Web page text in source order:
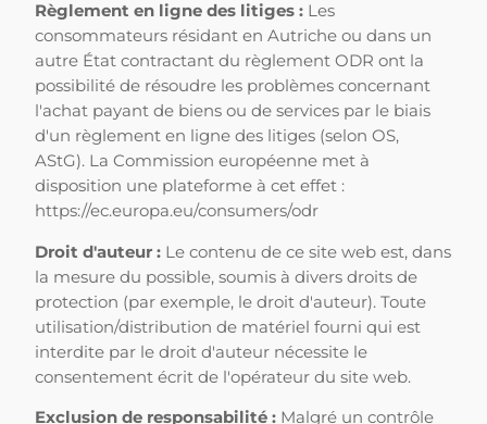
Règlement en ligne des litiges : Les
consommateurs résidant en Autriche ou dans un
autre État contractant du règlement ODR ont la
possibilité de résoudre les problèmes concernant
l'achat payant de biens ou de services par le biais
d'un règlement en ligne des litiges (selon OS,
AStG). La Commission européenne met à
disposition une plateforme à cet effet :
https://ec.europa.eu/consumers/odr
Droit d'auteur : Le contenu de ce site web est, dans
la mesure du possible, soumis à divers droits de
protection (par exemple, le droit d'auteur). Toute
utilisation/distribution de matériel fourni qui est
interdite par le droit d'auteur nécessite le
consentement écrit de l'opérateur du site web.
Exclusion de responsabilité : Malgré un contrôle